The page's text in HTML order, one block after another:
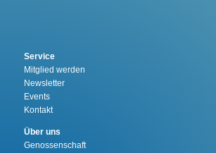
Service
Mitglied werden
Newsletter
Events
Kontakt
Über uns
Genossenschaft